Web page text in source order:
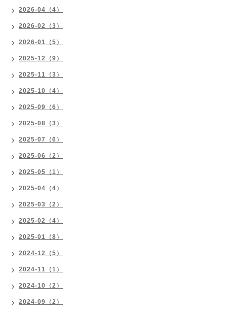
2026-04（4）
2026-02（3）
2026-01（5）
2025-12（9）
2025-11（3）
2025-10（4）
2025-09（6）
2025-08（3）
2025-07（6）
2025-06（2）
2025-05（1）
2025-04（4）
2025-03（2）
2025-02（4）
2025-01（8）
2024-12（5）
2024-11（1）
2024-10（2）
2024-09（2）